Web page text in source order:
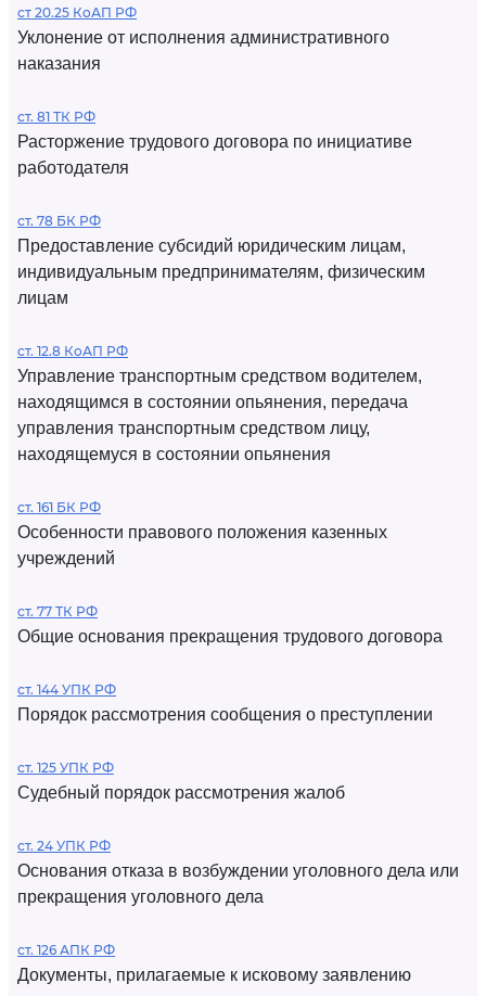
ст 20.25 КоАП РФ
Уклонение от исполнения административного
наказания
ст. 81 ТК РФ
Расторжение трудового договора по инициативе
работодателя
ст. 78 БК РФ
Предоставление субсидий юридическим лицам,
индивидуальным предпринимателям, физическим
лицам
ст. 12.8 КоАП РФ
Управление транспортным средством водителем,
находящимся в состоянии опьянения, передача
управления транспортным средством лицу,
находящемуся в состоянии опьянения
ст. 161 БК РФ
Особенности правового положения казенных
учреждений
ст. 77 ТК РФ
Общие основания прекращения трудового договора
ст. 144 УПК РФ
Порядок рассмотрения сообщения о преступлении
ст. 125 УПК РФ
Судебный порядок рассмотрения жалоб
ст. 24 УПК РФ
Основания отказа в возбуждении уголовного дела или
прекращения уголовного дела
ст. 126 АПК РФ
Документы, прилагаемые к исковому заявлению